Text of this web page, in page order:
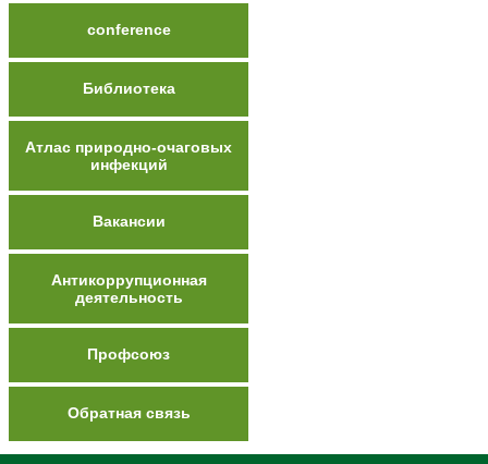
conference
Библиотека
Атлас природно-очаговых
инфекций
Вакансии
Антикоррупционная
деятельность
Профсоюз
Обратная связь